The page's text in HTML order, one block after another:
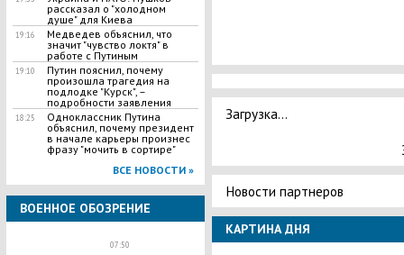
рассказал о "холодном
душе" для Киева
19:16
Медведев объяснил, что
значит "чувство локтя" в
работе с Путиным
19:10
​Путин пояснил, почему
произошла трагедия на
подлодке "Курск", –
подробности заявления
18:25
Одноклассник Путина
объяснил, почему президент
в начале карьеры произнес
фразу "мочить в сортире"
ВСЕ НОВОСТИ »
ВОЕННОЕ ОБОЗРЕНИЕ
07:50
Загрузка...
Новости партнеров
КАРТИНА ДНЯ